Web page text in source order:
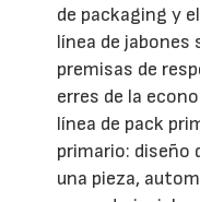
de packaging y
línea de jabones
premisas de
erres de la
línea de pack
primario: diseño
una pieza,